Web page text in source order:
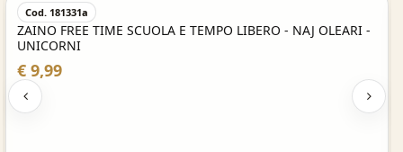
Cod. 181331a
ZAINO FREE TIME SCUOLA E TEMPO LIBERO - NAJ OLEARI -
UNICORNI
€ 9,99